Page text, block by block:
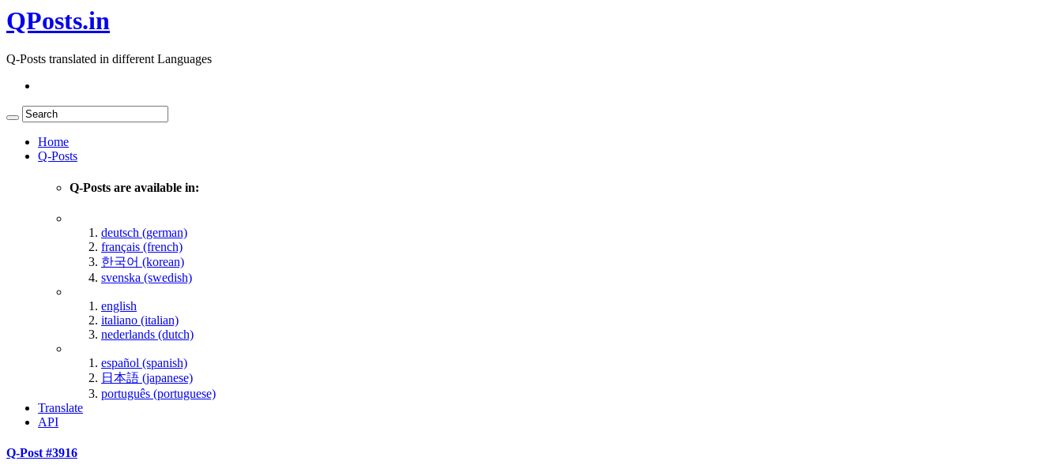
QPosts.in
Q-Posts translated in different Languages
Home
Q-Posts
Q-Posts are available in:
deutsch (german)
français (french)
한국어 (korean)
svenska (swedish)
english
italiano (italian)
nederlands (dutch)
español (spanish)
日本語 (japanese)
português (portuguese)
Translate
API
Q-Post #3916